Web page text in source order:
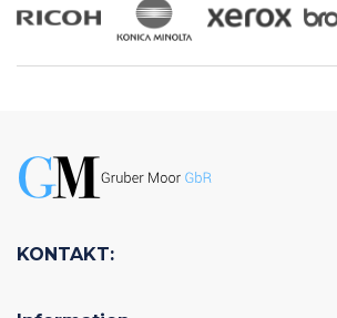
KONTAKT: